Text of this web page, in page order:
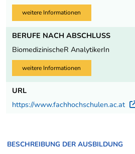
weitere Informationen
BERUFE NACH ABSCHLUSS
BiomedizinischeR AnalytikerIn
weitere Informationen
URL
https://www.fachhochschulen.ac.at
BESCHREIBUNG DER AUSBILDUNG